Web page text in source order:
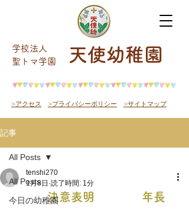
天使幼稚園
学校法人
​聖トマ学園
>アクセス >プライバシーポリシー >サイトマップ
記事
All Posts
今日の幼稚園
All Posts
決意表明 年長
tenshi270
1月8日 読了時間: 1分